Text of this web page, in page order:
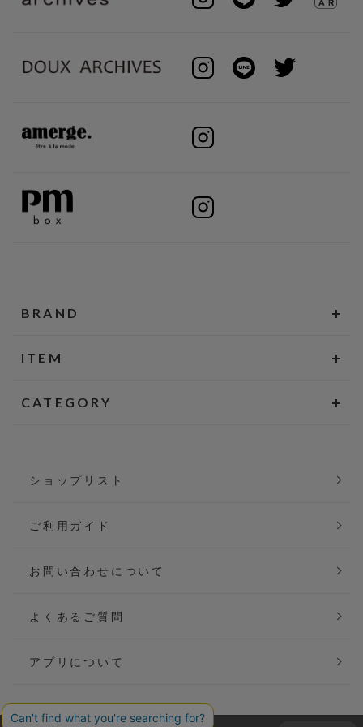
BRAND
ITEM
CATEGORY
ショップリスト
ご利用ガイド
お問い合わせについて
よくあるご質問
アプリについて